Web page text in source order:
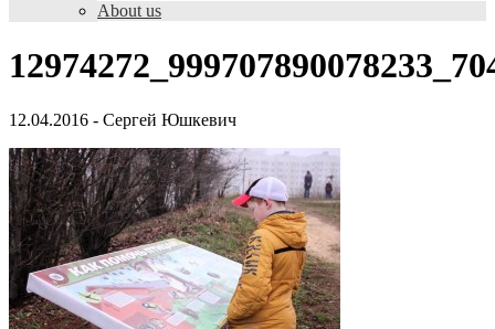
About us
12.04.2016 - Сергей Юшкевич